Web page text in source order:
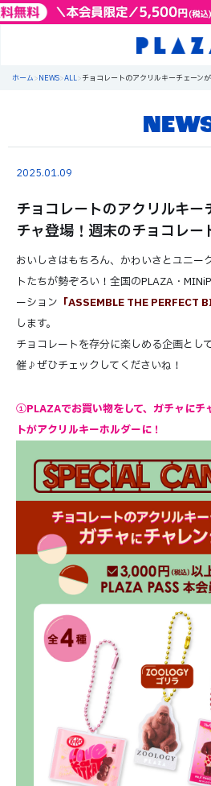
ホーム>NEWS>ALL>チョコレートのアクリルキーチェーン
2025.01.09
チョコレートのアクリルキー
チャ登場！週末のチョコレー
おいしさはもちろん、かわいさとユニー
トたちが勢ぞろい！全国のPLAZA・
ーション 「ASSEMBLE THE PERFECT
します。
チョコレートを存分に楽しめる企画とし
催♪ぜひチェックしてくださいね！
①PLAZAでお買い物をして、ガチャにチ
トがアクリルキーホルダーに！